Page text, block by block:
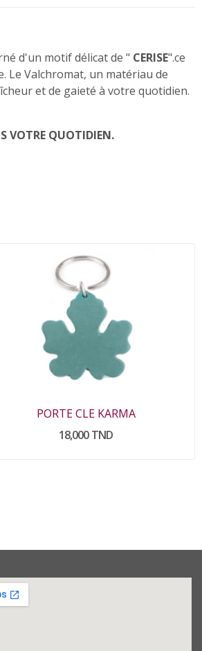
d'un motif délicat de " CERISE".ce
Le Valchromat, un matériau de
et de gaieté à votre quotidien.
VOTRE QUOTIDIEN.
PORTE CLE KARMA
18,000 TND